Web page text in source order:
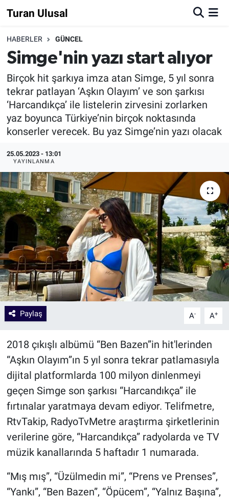
Turan Ulusal
HABERLER GÜNCEL
Simge'nin yazı start alıyor
Birçok hit şarkıya imza atan Simge, 5 yıl sonra
tekrar patlayan ‘Aşkın Olayım’ ve son şarkısı
‘Harcandıkça’ ile listelerin zirvesini zorlarken
yaz boyunca Türkiye’nin birçok noktasında
konserler verecek. Bu yaz Simge’nin yazı olacak
25.05.2023 - 13:01
YAYINLANMA
Paylaş A- A+
2018 çıkışlı albümü “Ben Bazen”in hit'lerinden
“Aşkın Olayım”ın 5 yıl sonra tekrar patlamasıyla
dijital platformlarda 100 milyon dinlenmeyi
geçen Simge son şarkısı “Harcandıkça” ile
fırtınalar yaratmaya devam ediyor. Telifmetre,
RtvTakip, RadyoTvMetre araştırma şirketlerinin
verilerine göre, “Harcandıkça” radyolarda ve TV
müzik kanallarında 5 haftadır 1 numarada.
“Mış mış”, “Üzülmedin mi”, “Prens ve Prenses”,
“Yankı”, “Ben Bazen”, “Öpücem”, “Yalnız Başına”,